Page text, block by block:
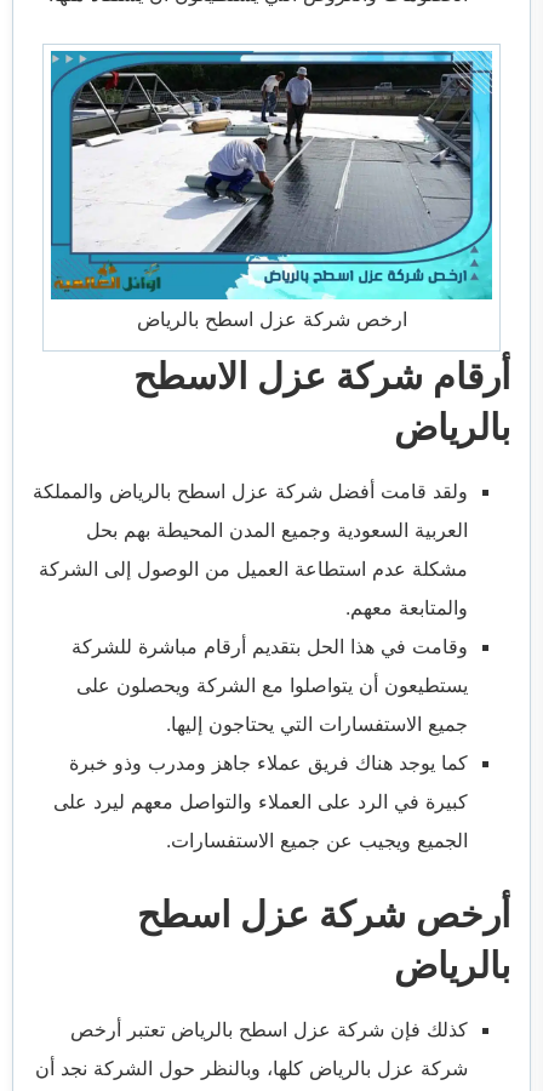
ارخص شركة عزل اسطح بالرياض
أرقام شركة عزل الاسطح
بالرياض
ولقد قامت أفضل شركة عزل اسطح بالرياض والمملكة
العربية السعودية وجميع المدن المحيطة بهم بحل
مشكلة عدم استطاعة العميل من الوصول إلى الشركة
والمتابعة معهم.
وقامت في هذا الحل بتقديم أرقام مباشرة للشركة
يستطيعون أن يتواصلوا مع الشركة ويحصلون على
جميع الاستفسارات التي يحتاجون إليها.
كما يوجد هناك فريق عملاء جاهز ومدرب وذو خبرة
كبيرة في الرد على العملاء والتواصل معهم ليرد على
الجميع ويجيب عن جميع الاستفسارات.
أرخص شركة عزل اسطح
بالرياض
كذلك فإن شركة عزل اسطح بالرياض تعتبر أرخص
شركة عزل بالرياض كلها، وبالنظر حول الشركة نجد أن